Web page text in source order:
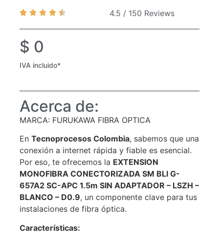
4.5 / 150 Reviews
$ 0
IVA incluido*
Acerca de:
MARCA: FURUKAWA FIBRA OPTICA
En Tecnoprocesos Colombia, sabemos que una
conexión a internet rápida y fiable es esencial.
Por eso, te ofrecemos la EXTENSION
MONOFIBRA CONECTORIZADA SM BLI G-
657A2 SC-APC 1.5m SIN ADAPTADOR – LSZH –
BLANCO – D0.9, un componente clave para tus
instalaciones de fibra óptica.
Características: